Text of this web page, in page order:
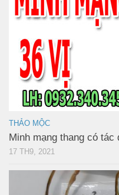
THẢO MỘC
Minh mạng thang có tác
17 TH9, 2021